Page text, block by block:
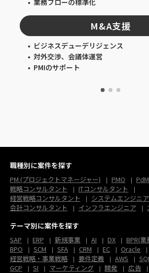
M&A支援
ビジネスデューデリジェンス
対外交渉、会議体運営
PMIのサポート
職種別に案件を探す
PM (プロジェクトマネージャー) PMO
PdM
戦略コンサルタント
ITコンサルタント
経営戦略コンサルタント
システムエンジニ
会計コンサルタント
インフラエンジニア
テーマ別に案件を探す
SAP ERP 新規事業 AI DX BPR(業
BPO
SCM SFA CRM EC
Oracle
経営戦略・事業戦略
要件定義 AWS
GCP
SI マーケティング 開発
広告